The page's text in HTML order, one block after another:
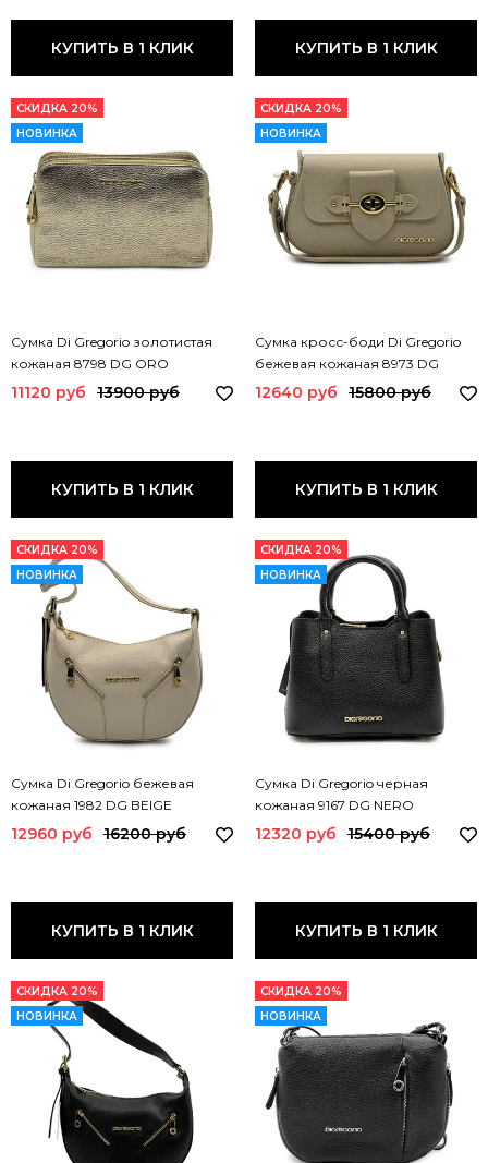
КУПИТЬ В 1 КЛИК КУПИТЬ В 1 КЛИК
СКИДКА 20%
НОВИНКА
Сумка Di Gregorio золотистая
кожаная 8798 DG ORO
11120 руб 13900 руб
КУПИТЬ В 1 КЛИК
СКИДКА 20%
НОВИНКА
Сумка кросс-боди Di Gregorio
бежевая кожаная 8973 DG
BEIGE
12640 руб 15800 руб
КУПИТЬ В 1 КЛИК
СКИДКА 20%
НОВИНКА
Сумка Di Gregorio бежевая
кожаная 1982 DG BEIGE
12960 руб 16200 руб
КУПИТЬ В 1 КЛИК
СКИДКА 20%
НОВИНКА
Сумка Di Gregorio черная
кожаная 9167 DG NERO
12320 руб 15400 руб
КУПИТЬ В 1 КЛИК
СКИДКА 20%
НОВИНКА
СКИДКА 20%
НОВИНКА